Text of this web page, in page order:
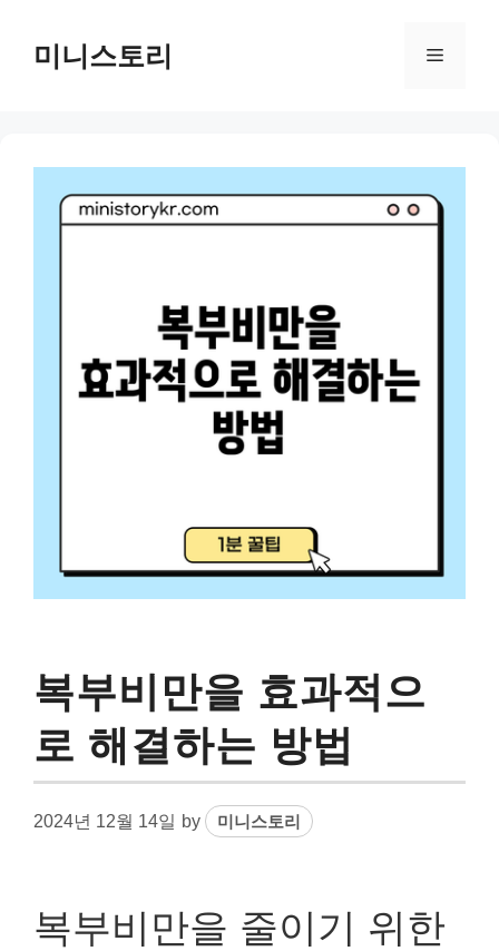
content미니스토리 Menu
복부비만을 효과적으
로 해결하는 방법
2024년 12월 14일 by 미니스토리
복부비만을 줄이기 위한